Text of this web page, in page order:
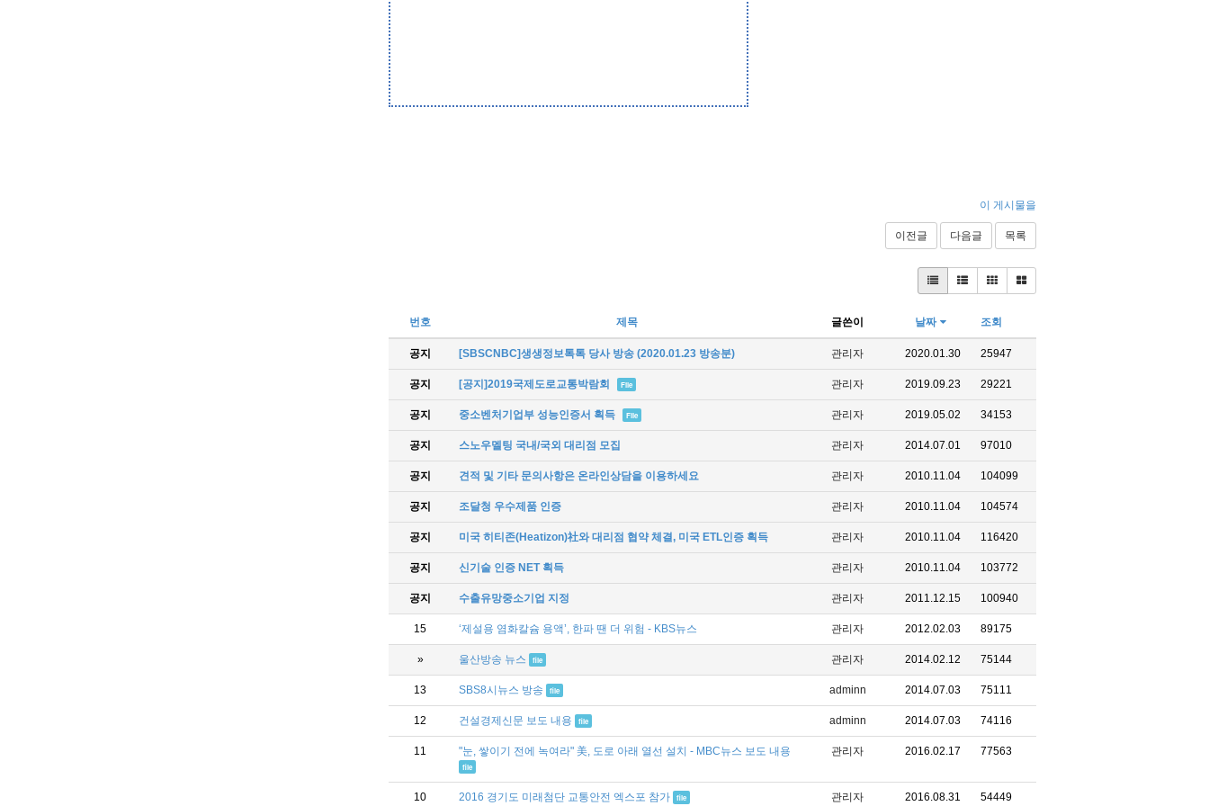
이 게시물을
이전글 다음글 목록
번호 제목 글쓴이 날짜 조회
공지 [SBSCNBC]생생정보톡톡 당사 방송 (2020.01.23 방송분) 관리자 2020.01.30 25947
공지 [공지]2019국제도로교통박람회 File 관리자 2019.09.23 29221
공지 중소벤처기업부 성능인증서 획득 File 관리자 2019.05.02 34153
공지 스노우멜팅 국내/국외 대리점 모집 관리자 2014.07.01 97010
공지 견적 및 기타 문의사항은 온라인상담을 이용하세요 관리자 2010.11.04 104099
공지 조달청 우수제품 인증 관리자 2010.11.04 104574
공지 미국 히티존(Heatizon)社와 대리점 협약 체결, 미국 ETL인증 획득 관리자 2010.11.04 116420
공지 신기술 인증 NET 획득 관리자 2010.11.04 103772
공지 수출유망중소기업 지정 관리자 2011.12.15 100940
15 ‘제설용 염화칼슘 용액’, 한파 땐 더 위험 - KBS뉴스 관리자 2012.02.03 89175
» 울산방송 뉴스 file 관리자 2014.02.12 75144
13 SBS8시뉴스 방송 file adminn 2014.07.03 75111
12 건설경제신문 보도 내용 file adminn 2014.07.03 74116
11 "눈, 쌓이기 전에 녹여라" 美, 도로 아래 열선 설치 - MBC뉴스 보도 내용
file
관리자 2016.02.17 77563
10 2016 경기도 미래첨단 교통안전 엑스포 참가 file 관리자 2016.08.31 54449